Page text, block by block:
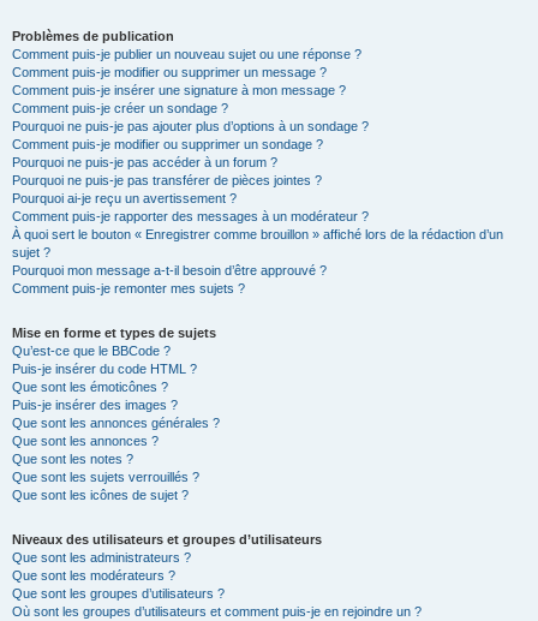
Problèmes de publication
Comment puis-je publier un nouveau sujet ou une réponse ?
Comment puis-je modifier ou supprimer un message ?
Comment puis-je insérer une signature à mon message ?
Comment puis-je créer un sondage ?
Pourquoi ne puis-je pas ajouter plus d’options à un sondage ?
Comment puis-je modifier ou supprimer un sondage ?
Pourquoi ne puis-je pas accéder à un forum ?
Pourquoi ne puis-je pas transférer de pièces jointes ?
Pourquoi ai-je reçu un avertissement ?
Comment puis-je rapporter des messages à un modérateur ?
À quoi sert le bouton « Enregistrer comme brouillon » affiché lors de la rédaction d’un
sujet ?
Pourquoi mon message a-t-il besoin d’être approuvé ?
Comment puis-je remonter mes sujets ?
Mise en forme et types de sujets
Qu’est-ce que le BBCode ?
Puis-je insérer du code HTML ?
Que sont les émoticônes ?
Puis-je insérer des images ?
Que sont les annonces générales ?
Que sont les annonces ?
Que sont les notes ?
Que sont les sujets verrouillés ?
Que sont les icônes de sujet ?
Niveaux des utilisateurs et groupes d’utilisateurs
Que sont les administrateurs ?
Que sont les modérateurs ?
Que sont les groupes d’utilisateurs ?
Où sont les groupes d’utilisateurs et comment puis-je en rejoindre un ?